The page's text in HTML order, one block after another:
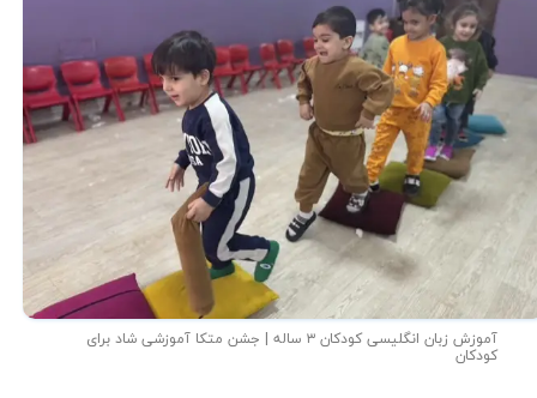
آموزش زبان انگلیسی کودکان ۳ ساله | جشن متکا‌ آموزشی شاد برای
کودکان